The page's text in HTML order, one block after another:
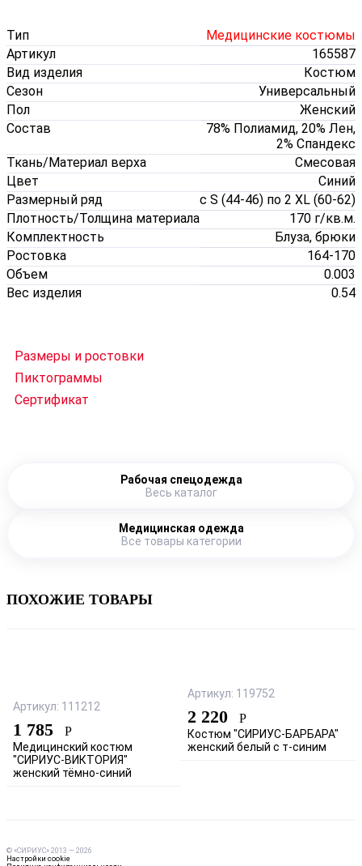
Тип
Медицинские костюмы
Артикул
165587
Вид изделия
Костюм
Сезон
Универсальный
Пол
Женский
Состав
78% Полиамид, 20% Лен,
2% Спандекс
Ткань/Материал верха
Смесовая
Цвет
Синий
Размерный ряд
с S (44-46) по 2 XL (60-62)
Плотность/Толщина материала
170 г/кв.м.
Комплектность
Блуза, брюки
Ростовка
164-170
Объем
0.003
Вес изделия
0.54
Размеры и ростовки
Пиктограммы
Сертификат
Рабочая спецодежда
Весь каталог
Медицинская одежда
Все товары категории
ПОХОЖИЕ ТОВАРЫ
Артикул: 111212
1 785 Р
Медицинский костюм
"СИРИУС-ВИКТОРИЯ"
женский тёмно-синий
Артикул: 119752
2 220 Р
Костюм "СИРИУС-БАРБАРА"
женский белый с т-синим
© «СИРИУС» 2013 — 2026
Настройки cookie